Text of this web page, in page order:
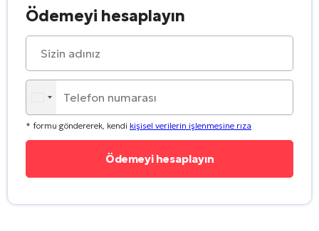
Ödemeyi hesaplayın
* formu göndererek, kendi kişisel verilerin işlenmesine rıza